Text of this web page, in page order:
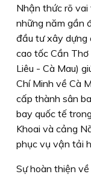
Nhận thức rõ
những năm gần
đầu tư xây dựng
cao tốc Cần
Liêu - Cà Mau)
Chí Minh về Cà
cấp thành sân
bay quốc tế
Khoai và cảng
phục vụ vận tải
Sự hoàn thiện